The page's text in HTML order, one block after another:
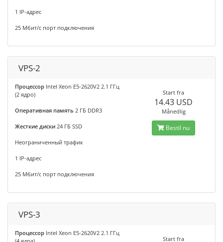
1 IP-адрес
25 Мбит/с порт подключения
VPS-2
Процессор Intel Xeon E5-2620V2 2.1 ГГц
(2 ядро)
Оперативная память 2 ГБ DDR3
Жесткие диски 24 ГБ SSD
Неограниченный трафик
1 IP-адрес
25 Мбит/с порт подключения
Start fra
14.43 USD
Månedlig
Bestil nu
VPS-3
Процессор Intel Xeon E5-2620V2 2.1 ГГц
Start fra